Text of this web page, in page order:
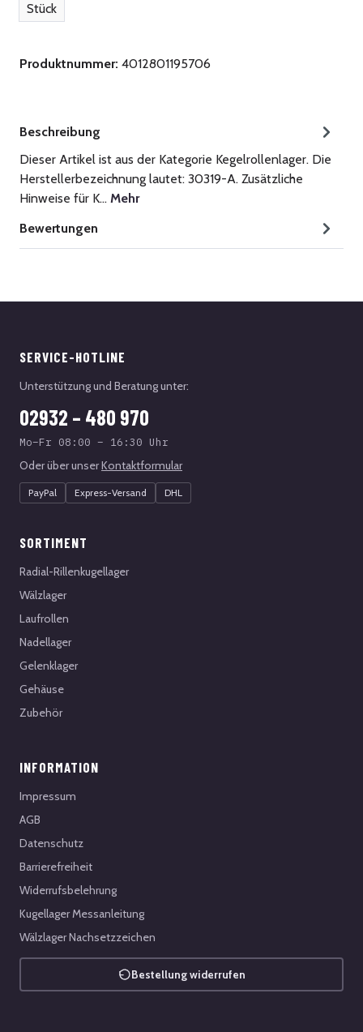
Stück
Produktnummer: 4012801195706
Beschreibung
Dieser Artikel ist aus der Kategorie Kegelrollenlager. Die
Herstellerbezeichnung lautet: 30319-A. Zusätzliche
Hinweise für K… Mehr
Bewertungen
SERVICE-HOTLINE
Unterstützung und Beratung unter:
02932 – 480 970
Mo–Fr 08:00 – 16:30 Uhr
Oder über unserKontaktformular
PayPal Express-Versand DHL
SORTIMENT
Radial-Rillenkugellager
Wälzlager
Laufrollen
Nadellager
Gelenklager
Gehäuse
Zubehör
INFORMATION
Impressum
AGB
Datenschutz
Barrierefreiheit
Widerrufsbelehrung
Kugellager Messanleitung
Wälzlager Nachsetzzeichen
Bestellung widerrufen